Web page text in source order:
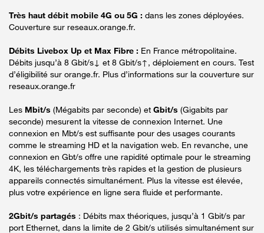
Très haut débit mobile 4G ou 5G : dans les zones déployées.
Couverture sur reseaux.orange.fr.
Débits Livebox Up et Max Fibre : En France métropolitaine.
Débits jusqu’à 8 Gbit/s↓ et 8 Gbit/s↑, déploiement en cours. Test
d’éligibilité sur orange.fr. Plus d’informations sur la couverture sur
reseaux.orange.fr
Les Mbit/s (Mégabits par seconde) et Gbit/s (Gigabits par
seconde) mesurent la vitesse de connexion Internet. Une
connexion en Mbt/s est suffisante pour des usages courants
comme le streaming HD et la navigation web. En revanche, une
connexion en Gbt/s offre une rapidité optimale pour le streaming
4K, les téléchargements très rapides et la gestion de plusieurs
appareils connectés simultanément. Plus la vitesse est élevée,
plus votre expérience en ligne sera fluide et performante.
2Gbit/s partagés : Débits max théoriques, jusqu’à 1 Gbit/s par
port Ethernet, dans la limite de 2 Gbit/s utilisés simultanément sur